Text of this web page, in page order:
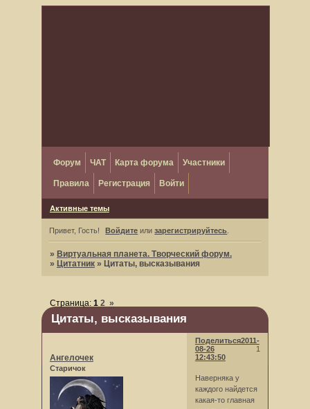
Форум ЧАТ Карта форума Участники
Правила Регистрация Войти
Активные темы
Привет, Гость! Войдите илизарегистрируйтесь
» Виртуальная планета. Творческий форум.
» Цитатник » Цитаты, высказывания
Цитаты, высказывания
Страница: 1 2 »
Поделиться
1
2011-
08-26
12:43:50
Ангелочек
Старичок
Наверняка у
каждого найдется
какая-то главная